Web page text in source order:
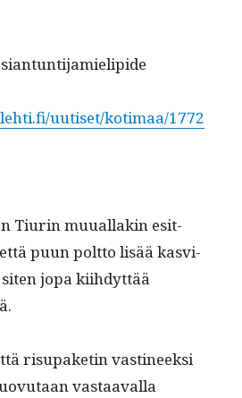
uutiset/kotimaa/1772
Tiurin muual­lakin esit­
puun polt­to lisää kasvi­
jopa kiihdyt­tää
risu­paketin vasti­neek­si
vas­taaval­la